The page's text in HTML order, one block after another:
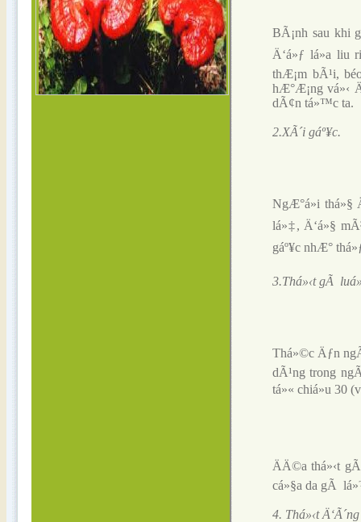
BÃ¡nh sau khi
Ä‘á»ƒ lá»­a liu
thÆ¡m bÃ¹i,
hÆ°Æ¡ng vá»‹
dÃ¢n tá»™c ta.
2.XÃ´i gáº¥c.
NgÆ°á»i thá»§
lá»‡, Ä‘á»§
gáº¥c nhÆ°
3.Thá»‹t gÃ
Thá»©c Äƒn
dÃ¹ng trong
tá»« chiá»u 30
ÄÄ©a thá»‹t
cá»§a da gÃ
4. Thá»‹t Ä‘Ã´ng